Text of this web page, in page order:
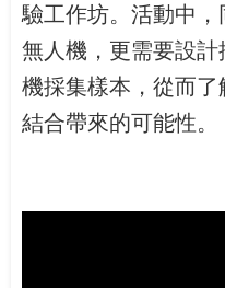
驗工作坊。活動中
無人機，更需要設
機採集樣本，從而
結合帶來的可能性。